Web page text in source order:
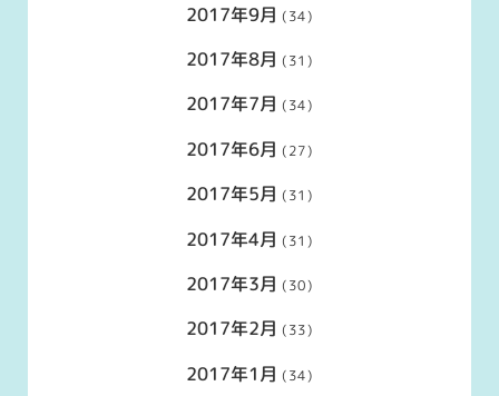
2017年9月 (34)
2017年8月 (31)
2017年7月 (34)
2017年6月 (27)
2017年5月 (31)
2017年4月 (31)
2017年3月 (30)
2017年2月 (33)
2017年1月 (34)